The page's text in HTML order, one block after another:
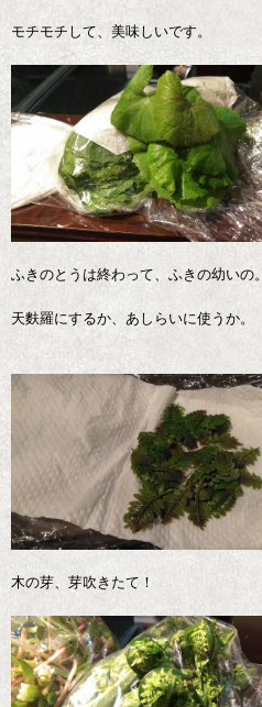
モチモチして、美味しいです。
ふきのとうは終わって、ふきの幼いの。
天麩羅にするか、あしらいに使うか。
木の芽、芽吹きたて！